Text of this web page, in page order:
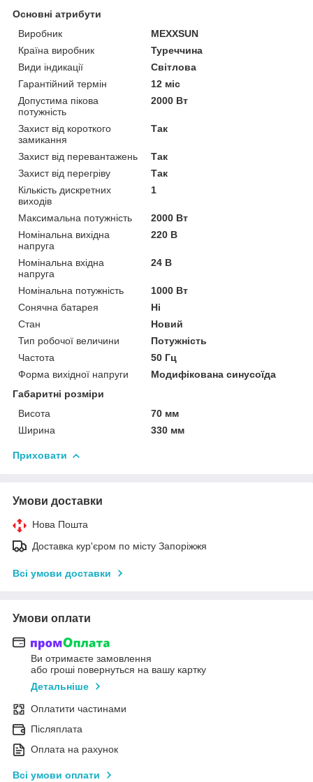
Основні атрибути
Виробник
MEXXSUN
Країна виробник
Туреччина
Види індикації
Світлова
Гарантійний термін
12 міс
Допустима пікова
потужність
2000 Вт
Захист від короткого
замикання
Так
Захист від перевантажень
Так
Захист від перегріву
Так
Кількість дискретних
виходів
1
Максимальна потужність
2000 Вт
Номінальна вихідна
напруга
220 В
Номінальна вхідна
напруга
24 В
Номінальна потужність
1000 Вт
Сонячна батарея
Ні
Стан
Новий
Тип робочої величини
Потужність
Частота
50 Гц
Форма вихідної напруги
Модифікована синусоїда
Габаритні розміри
Висота
70 мм
Ширина
330 мм
Приховати
Умови доставки
Нова Пошта
Доставка кур'єром по місту Запоріжжя
Всі умови доставки
Умови оплати
Ви отримаєте замовлення
або гроші повернуться на вашу картку
Детальніше
Оплатити частинами
Післяплата
Оплата на рахунок
Всі умови оплати